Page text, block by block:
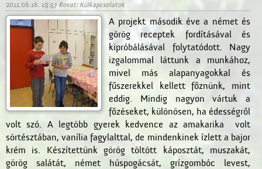
2011.06.16. 19:57 Rovat: Külkapcsolatok
A projekt második éve a német és
görög receptek fordításával és
kipróbálásával folytatódott. Nagy
izgalommal láttunk a munkához,
mivel más alapanyagokkal és
fűszerekkel kellett főznünk, mint
eddig. Mindig nagyon vártuk a
főzéseket, különösen, ha édességről
volt szó. A legtöbb gyerek kedvence az amakarika volt
sörtésztában, vanília fagylalttal, de mindenkinek ízlett a bajor
krém is. Készítettünk görög töltött káposztát, muszakát,
görög salátát, német húspogácsát, grízgombóc levest,